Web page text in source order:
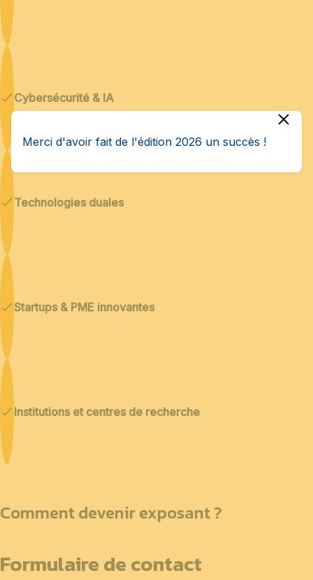
Cybersécurité & IA
Technologies duales
Startups & PME innovantes
Institutions et centres de recherche
Comment devenir exposant ?
Formulaire de contact
Merci d'avoir fait de l'édition 2026 un succès !